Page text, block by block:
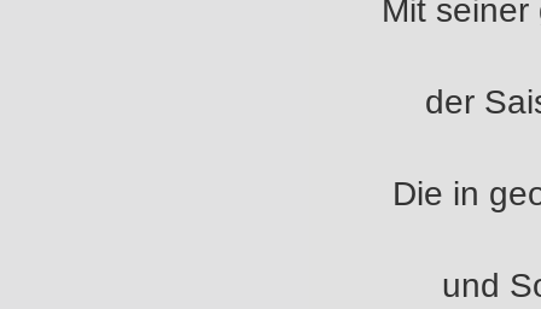
Mit
der
Die in
und